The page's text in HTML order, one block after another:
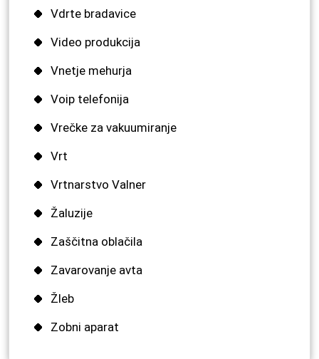
Vdrte bradavice
Video produkcija
Vnetje mehurja
Voip telefonija
Vrečke za vakuumiranje
Vrt
Vrtnarstvo Valner
Žaluzije
Zaščitna oblačila
Zavarovanje avta
Žleb
Zobni aparat